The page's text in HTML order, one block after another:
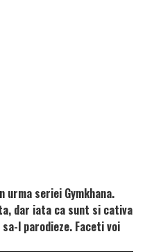
urma seriei Gymkhana.
dar iata ca sunt si cativa
l parodieze. Faceti voi